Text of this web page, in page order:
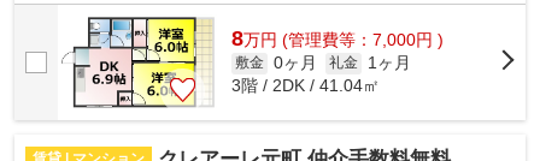
8万円 (管理費等：7,000円 )
敷金 0ヶ月 礼金
1ヶ月
3階 / 2DK / 41.04㎡